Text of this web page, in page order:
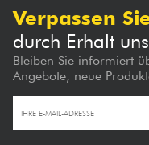
Verpassen
durch Erhalt
Bleiben Sie informiert
Angebote, neue